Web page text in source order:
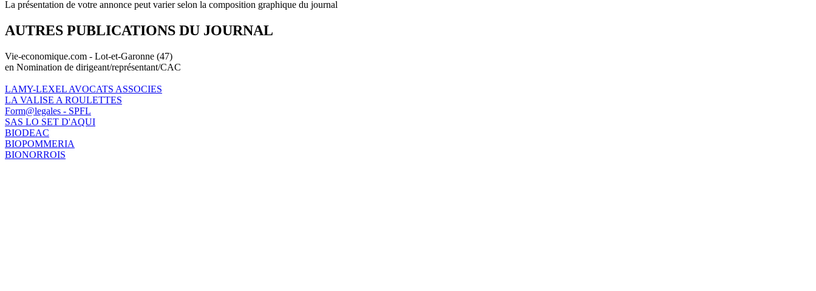
La présentation de votre annonce peut varier selon la composition graphique du journal
AUTRES PUBLICATIONS DU JOURNAL
Vie-economique.com - Lot-et-Garonne (47)
en Nomination de dirigeant/représentant/CAC
LAMY-LEXEL AVOCATS ASSOCIES
LA VALISE A ROULETTES
Form@legales - SPFL
SAS LO SET D'AQUI
BIODEAC
BIOPOMMERIA
BIONORROIS